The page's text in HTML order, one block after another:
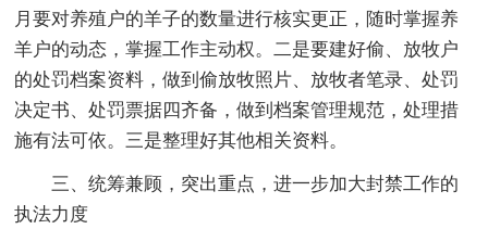
月要对养殖户的羊子的数量进行核实更正，随时掌握养
羊户的动态，掌握工作主动权。二是要建好偷、放牧户
的处罚档案资料，做到偷放牧照片、放牧者笔录、处罚
决定书、处罚票据四齐备，做到档案管理规范，处理措
施有法可依。三是整理好其他相关资料。
三、统筹兼顾，突出重点，进一步加大封禁工作的
执法力度